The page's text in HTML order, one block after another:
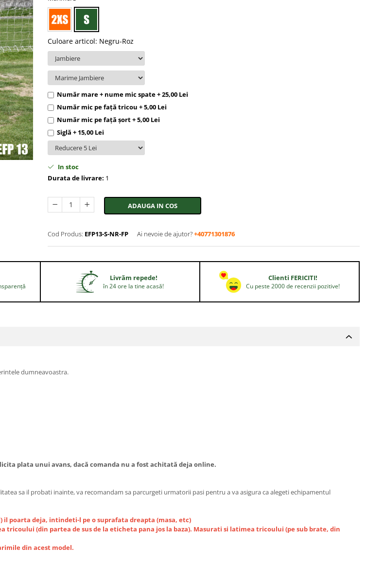
Culoare articol: Negru-Roz
Număr mare + nume mic spate + 25,00 Lei
Număr mic pe față tricou + 5,00 Lei
Număr mic pe față șort + 5,00 Lei
Siglă + 15,00 Lei
In stoc
Durata de livrare: 1
ADAUGA IN COS
Cod Produs: EFP13-S-NR-FP Ai nevoie de ajutor?+40771301876
Livrăm repede!
în 24 ore la tine acasă!
Clienti FERICITI!
Cu peste 2000 de recenzii pozitive!
dumneavoastra.
plata unui avans, dacă comanda nu a fost achitată deja online.
sa il probati inainte, va recomandam sa parcurgeti urmatorii pasi pentru a va asigura ca alegeti echipamentul
poarta deja, intindeti-l pe o suprafata dreapta (masa, etc)
(din partea de sus de la eticheta pana jos la baza). Masurati si latimea tricoului (pe sub brate, din
din acest model.